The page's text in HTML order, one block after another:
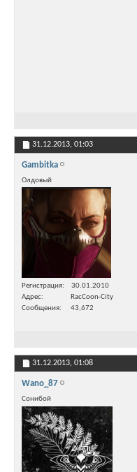
31.12.2013, 01:03
Gambitka
Олдовый
Регистрация
30.01.2010
Адрес
RacCoon-City
Сообщения
43,672
31.12.2013, 01:08
Wano_87
Сонибой